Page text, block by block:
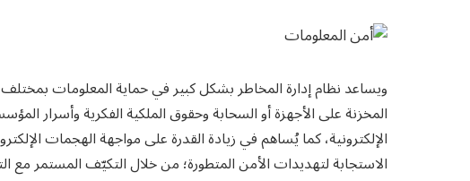
ويساعد نظام إدارة المخاطر بشكل كبير في حماية المعلومات بمختلف
المخزنة على الأجهزة أو السحابة وحقوق الملكية الفكرية وأسرار
الإلكترونية، كما يُساهم في زيادة القدرة على مواجهة الهجمات
الاستجابة لتهديدات الأمن المتطورة؛ من خلال التكيّف المستمر مع